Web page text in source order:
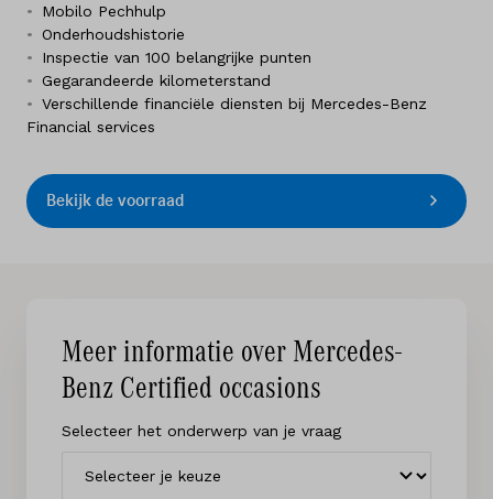
Mobilo Pechhulp
Onderhoudshistorie
Inspectie van 100 belangrijke punten
Gegarandeerde kilometerstand
Verschillende financiële diensten bij Mercedes-Benz
Financial services
Bekijk de voorraad
Meer informatie over Mercedes-
Benz Certified occasions
Selecteer het onderwerp van je vraag